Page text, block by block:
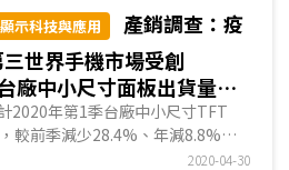
指紋辨識技術為主。另外，被視為
LED技術，亦有多家業者推出展
智慧型手機成長漸現停滯、平板
進，而欠缺發展機會，主要面板廠
用抬頭顯示器(HUD)以及AR/VR。
面板仍是近期發展最迅速
顯示科技與應用
產銷調查：疫
世界手機市場受創
廠中小尺寸面板出貨量將
較前季減少28.4%、年減8.8%，
情爆發，導致中國大陸供應鏈暫
2020-04-30